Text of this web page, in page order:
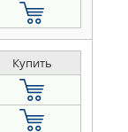
Купить